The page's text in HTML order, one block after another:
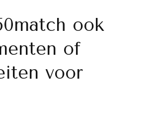
ook
of
voor